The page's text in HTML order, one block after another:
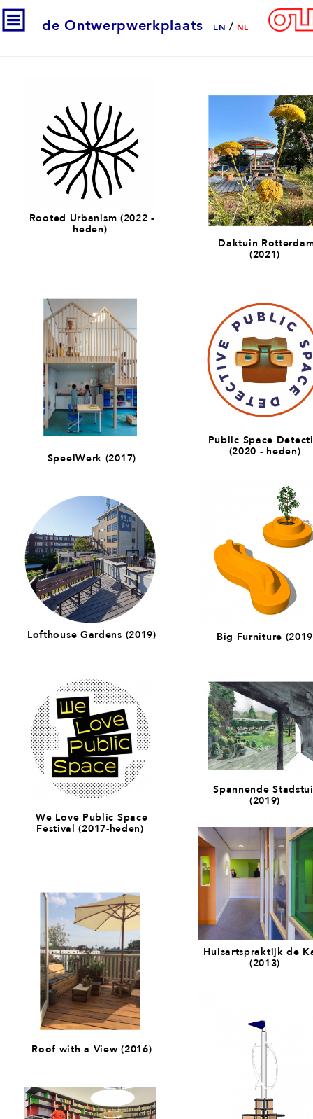
de Ontwerpwerkplaats EN / NL
Rooted Urbanism (2022 -
heden)
SpeelWerk (2017)
Lofthouse Gardens (2019)
We Love Public Space
Festival (2017-heden)
Roof with a View (2016)
Daktuin
(2021)
Public Space
(2020 - heden)
Big Furniture
Spannende
(2019)
Huisartspraktijk de
(2013)